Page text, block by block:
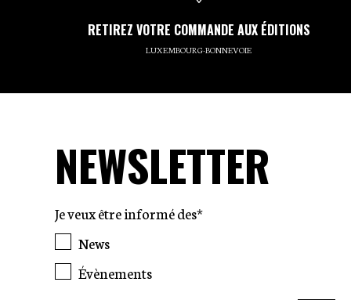
RETIREZ VOTRE COMMANDE AUX ÉDITIONS
LUXEMBOURG-BONNEVOIE
NEWSLETTER
Je veux être informé des*
News
Évènements